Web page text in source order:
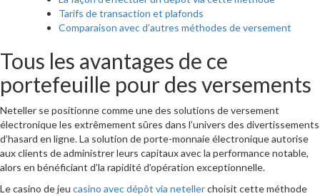
Tarifs de transaction et plafonds
Comparaison avec d’autres méthodes de versement
Tous les avantages de ce
portefeuille pour des versements
Neteller se positionne comme une des solutions de versement
électronique les extrêmement sûres dans l’univers des divertissements
d’hasard en ligne. La solution de porte-monnaie électronique autorise
aux clients de administrer leurs capitaux avec la performance notable,
alors en bénéficiant d’la rapidité d’opération exceptionnelle.
Le casino de jeu casino avec dépôt via netellerchoisit cette méthode